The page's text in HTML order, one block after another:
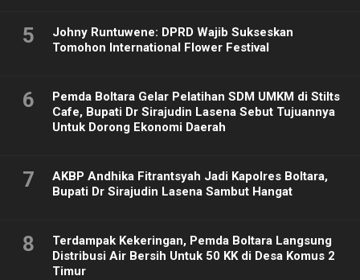
5
Johny Runtuwene: DPRD Wajib Sukseskan
Tomohon International Flower Festival
6
Pemda Boltara Gelar Pelatihan SDM UMKM di Stilts
Cafe, Bupati Dr Sirajudin Lasena Sebut Tujuannya
Untuk Dorong Ekonomi Daerah
7
AKBP Andhika Fitrantsyah Jadi Kapolres Boltara,
Bupati Dr Sirajudin Lasena Sambut Hangat
8
Terdampak Kekeringan, Pemda Boltara Langsung
Distribusi Air Bersih Untuk 50 KK di Desa Komus 2
Timur